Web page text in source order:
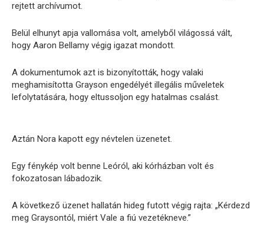
rejtett archívumot.
Belül elhunyt apja vallomása volt, amelyből világossá vált,
hogy Aaron Bellamy végig igazat mondott.
A dokumentumok azt is bizonyították, hogy valaki
meghamisította Grayson engedélyét illegális műveletek
lefolytatására, hogy eltussoljon egy hatalmas csalást.
Aztán Nora kapott egy névtelen üzenetet.
Egy fénykép volt benne Leóról, aki kórházban volt és
fokozatosan lábadozik.
A következő üzenet hallatán hideg futott végig rajta: „Kérdezd
meg Graysontól, miért Vale a fiú vezetékneve.”